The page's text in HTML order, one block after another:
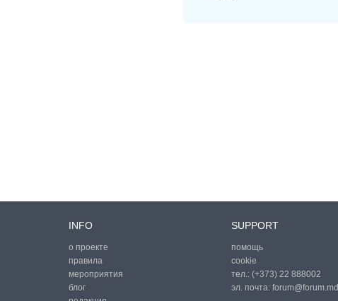
INFO
о проекте
правила
мероприятия
блог
SUPPORT
помощь
cookie
тел.: (+373) 22 888002
эл. почта: forum@forum.md